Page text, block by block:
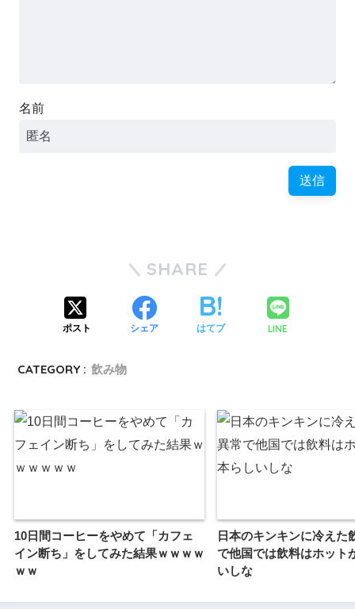
名前
SHARE
ポスト シェア はてブ LINE
CATEGORY : 飲み物
10日間コーヒーをやめて「カフェ
イン断ち」をしてみた結果ｗｗｗｗ
ｗｗ
日本のキンキンに冷えた
で他国では飲料はホット
いしな